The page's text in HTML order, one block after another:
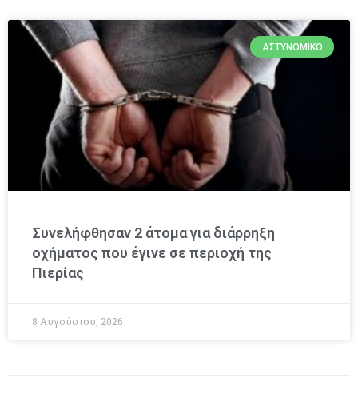
ΑΣΤΥΝΟΜΙΚΌ
Συνελήφθησαν 2 άτομα για διάρρηξη
οχήματος που έγινε σε περιοχή της
Πιερίας
8 Αυγούστου, 2026